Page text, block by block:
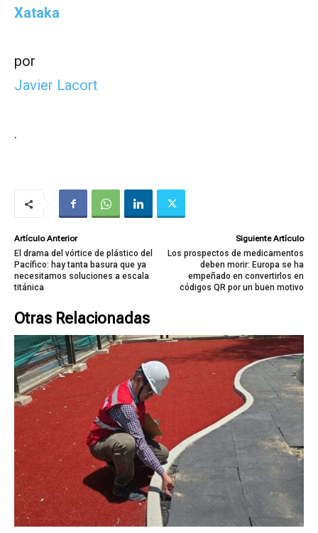
Xataka
por
Javier Lacort
.
Artículo Anterior
El drama del vórtice de plástico del
Pacífico: hay tanta basura que ya
necesitamos soluciones a escala
titánica
Siguiente Artículo
Los prospectos de medicamentos
deben morir: Europa se ha
empeñado en convertirlos en
códigos QR por un buen motivo
Otras Relacionadas